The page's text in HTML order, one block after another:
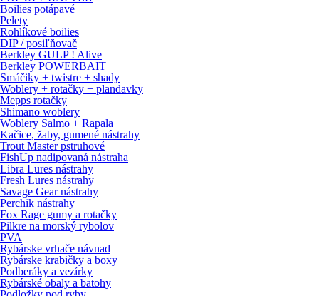
Boilies potápavé
Pelety
Rohlíkové boilies
DIP / posiľňovač
Berkley GULP ! Alive
Berkley POWERBAIT
Smáčiky + twistre + shady
Woblery + rotačky + plandavky
Mepps rotačky
Shimano woblery
Woblery Salmo + Rapala
Kačice, žaby, gumené nástrahy
Trout Master pstruhové
FishUp nadipovaná nástraha
Libra Lures nástrahy
Fresh Lures nástrahy
Savage Gear nástrahy
Perchik nástrahy
Fox Rage gumy a rotačky
Pilkre na morský rybolov
PVA
Rybárske vrhače návnad
Rybárske krabičky a boxy
Podberáky a vezírky
Rybárské obaly a batohy